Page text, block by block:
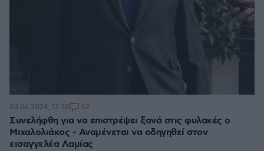
Συνελήφθη για να επιστρέψει ξανά στις φυλακές ο
Μιχαλολιάκος - Αναμένεται να οδηγηθεί στον
εισαγγελέα Λαμίας
03.06.2024, 13:38 62